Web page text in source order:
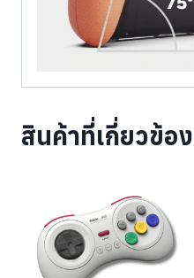
สินค้าที่เกี่ยวข้อง